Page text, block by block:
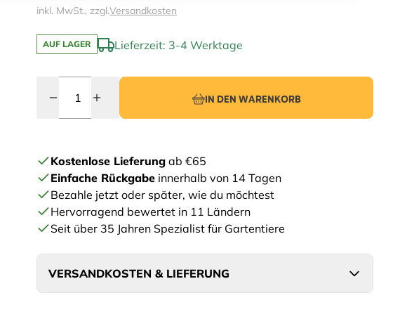
inkl. MwSt., zzgl.Versandkosten
AUF LAGER Lieferzeit: 3-4 Werktage
IN DEN WARENKORB
Kostenlose Lieferung ab €65
Einfache Rückgabe innerhalb von 14 Tagen
Bezahle jetzt oder später, wie du möchtest
Hervorragend bewertet in 11 Ländern
Seit über 35 Jahren Spezialist für Gartentiere
VERSANDKOSTEN & LIEFERUNG